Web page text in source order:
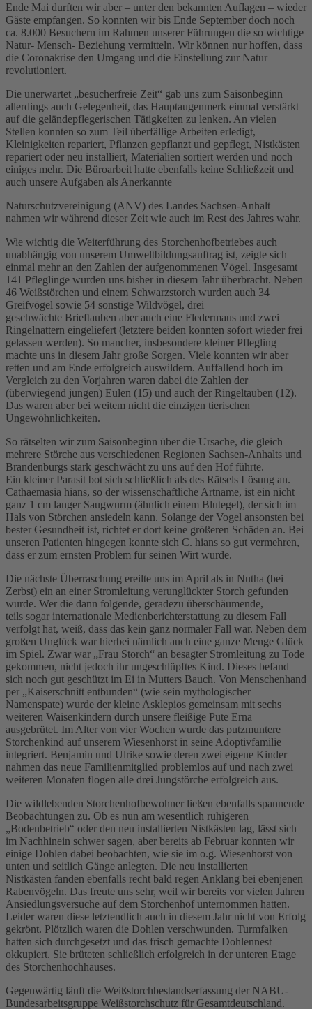
Ende Mai durften wir aber – unter den bekannten Auflagen – wieder
Gäste empfangen. So konnten wir bis Ende September doch noch
ca. 8.000 Besuchern im Rahmen unserer Führungen die so wichtige
Natur- Mensch- Beziehung vermitteln. Wir können nur hoffen, dass
die Coronakrise den Umgang und die Einstellung zur Natur
revolutioniert.
Die unerwartet „besucherfreie Zeit“ gab uns zum Saisonbeginn
allerdings auch Gelegenheit, das Hauptaugenmerk einmal verstärkt
auf die geländepflegerischen Tätigkeiten zu lenken. An vielen
Stellen konnten so zum Teil überfällige Arbeiten erledigt,
Kleinigkeiten repariert, Pflanzen gepflanzt und gepflegt, Nistkästen
repariert oder neu installiert, Materialien sortiert werden und noch
einiges mehr. Die Büroarbeit hatte ebenfalls keine Schließzeit und
auch unsere Aufgaben als Anerkannte
Naturschutzvereinigung (ANV) des Landes Sachsen-Anhalt
nahmen wir während dieser Zeit wie auch im Rest des Jahres wahr.
Wie wichtig die Weiterführung des Storchenhofbetriebes auch
unabhängig von unserem Umweltbildungsauftrag ist, zeigte sich
einmal mehr an den Zahlen der aufgenommenen Vögel. Insgesamt
141 Pfleglinge wurden uns bisher in diesem Jahr überbracht. Neben
46 Weißstörchen und einem Schwarzstorch wurden auch 34
Greifvögel sowie 54 sonstige Wildvögel, drei
geschwächte Brieftauben aber auch eine Fledermaus und zwei
Ringelnattern eingeliefert (letztere beiden konnten sofort wieder frei
gelassen werden). So mancher, insbesondere kleiner Pflegling
machte uns in diesem Jahr große Sorgen. Viele konnten wir aber
retten und am Ende erfolgreich auswildern. Auffallend hoch im
Vergleich zu den Vorjahren waren dabei die Zahlen der
(überwiegend jungen) Eulen (15) und auch der Ringeltauben (12).
Das waren aber bei weitem nicht die einzigen tierischen
Ungewöhnlichkeiten.
So rätselten wir zum Saisonbeginn über die Ursache, die gleich
mehrere Störche aus verschiedenen Regionen Sachsen-Anhalts und
Brandenburgs stark geschwächt zu uns auf den Hof führte.
Ein kleiner Parasit bot sich schließlich als des Rätsels Lösung an.
Cathaemasia hians, so der wissenschaftliche Artname, ist ein nicht
ganz 1 cm langer Saugwurm (ähnlich einem Blutegel), der sich im
Hals von Störchen ansiedeln kann. Solange der Vogel ansonsten bei
bester Gesundheit ist, richtet er dort keine größeren Schäden an. Bei
unseren Patienten hingegen konnte sich C. hians so gut vermehren,
dass er zum ernsten Problem für seinen Wirt wurde.
Die nächste Überraschung ereilte uns im April als in Nutha (bei
Zerbst) ein an einer Stromleitung verunglückter Storch gefunden
wurde. Wer die dann folgende, geradezu überschäumende,
teils sogar internationale Medienberichterstattung zu diesem Fall
verfolgt hat, weiß, dass das kein ganz normaler Fall war. Neben dem
großen Unglück war hierbei nämlich auch eine ganze Menge Glück
im Spiel. Zwar war „Frau Storch“ an besagter Stromleitung zu Tode
gekommen, nicht jedoch ihr ungeschlüpftes Kind. Dieses befand
sich noch gut geschützt im Ei in Mutters Bauch. Von Menschenhand
per „Kaiserschnitt entbunden“ (wie sein mythologischer
Namenspate) wurde der kleine Asklepios gemeinsam mit sechs
weiteren Waisenkindern durch unsere fleißige Pute Erna
ausgebrütet. Im Alter von vier Wochen wurde das putzmuntere
Storchenkind auf unserem Wiesenhorst in seine Adoptivfamilie
integriert. Benjamin und Ulrike sowie deren zwei eigene Kinder
nahmen das neue Familienmitglied problemlos auf und nach zwei
weiteren Monaten flogen alle drei Jungstörche erfolgreich aus.
Die wildlebenden Storchenhofbewohner ließen ebenfalls spannende
Beobachtungen zu. Ob es nun am wesentlich ruhigeren
„Bodenbetrieb“ oder den neu installierten Nistkästen lag, lässt sich
im Nachhinein schwer sagen, aber bereits ab Februar konnten wir
einige Dohlen dabei beobachten, wie sie im o.g. Wiesenhorst von
unten und seitlich Gänge anlegten. Die neu installierten
Nistkästen fanden ebenfalls recht bald regen Anklang bei ebenjenen
Rabenvögeln. Das freute uns sehr, weil wir bereits vor vielen Jahren
Ansiedlungsversuche auf dem Storchenhof unternommen hatten.
Leider waren diese letztendlich auch in diesem Jahr nicht von Erfolg
gekrönt. Plötzlich waren die Dohlen verschwunden. Turmfalken
hatten sich durchgesetzt und das frisch gemachte Dohlennest
okkupiert. Sie brüteten schließlich erfolgreich in der unteren Etage
des Storchenhochhauses.
Gegenwärtig läuft die Weißstorchbestandserfassung der NABU-
Bundesarbeitsgruppe Weißstorchschutz für Gesamtdeutschland.